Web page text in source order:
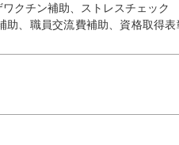
クチン補助、ストレスチェック
、職員交流費補助、資格取得